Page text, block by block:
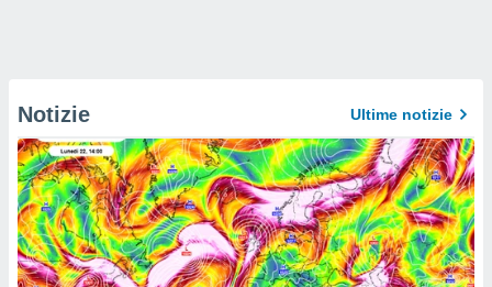
Notizie Ultime notizie